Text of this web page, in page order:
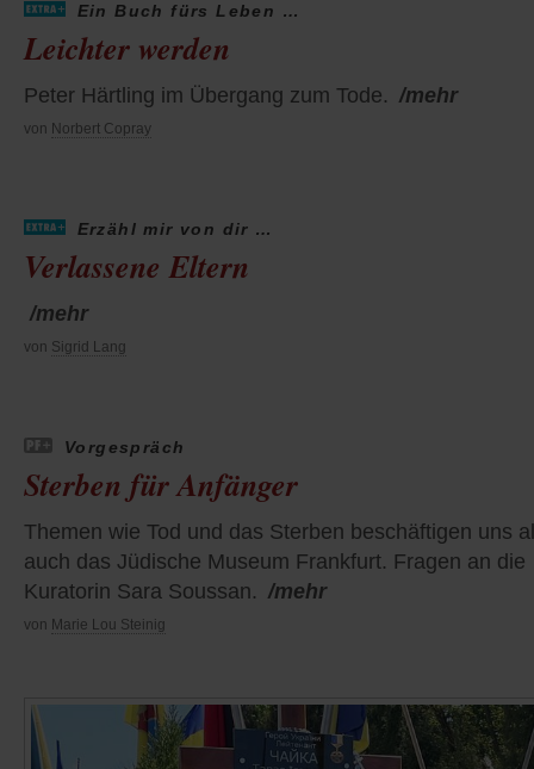
Ein Buch fürs Leben …
Leichter werden
Peter Härtling im Übergang zum Tode. /mehr
von Norbert Copray
Erzähl mir von dir …
Verlassene Eltern
/mehr
von Sigrid Lang
Vorgespräch
Sterben für Anfänger
Themen wie Tod und das Sterben beschäftigen uns
auch das Jüdische Museum Frankfurt. Fragen an die
Kuratorin Sara Soussan. /mehr
von Marie Lou Steinig